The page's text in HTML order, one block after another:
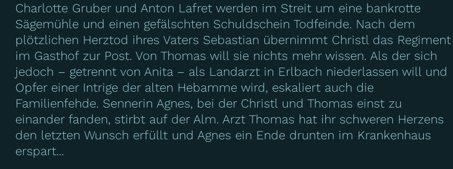
Charlotte Gruber und Anton Lafret werden im Streit um eine bankrotte
Sägemühle und einen gefälschten Schuldschein Todfeinde. Nach dem
plötzlichen Herztod ihres Vaters Sebastian übernimmt Christl das Regiment
im Gasthof zur Post. Von Thomas will sie nichts mehr wissen. Als der sich
jedoch – getrennt von Anita – als Landarzt in Erlbach niederlassen will und
Opfer einer Intrige der alten Hebamme wird, eskaliert auch die
Familienfehde. Sennerin Agnes, bei der Christl und Thomas einst zu
einander fanden, stirbt auf der Alm. Arzt Thomas hat ihr schweren Herzens
den letzten Wunsch erfüllt und Agnes ein Ende drunten im Krankenhaus
erspart...